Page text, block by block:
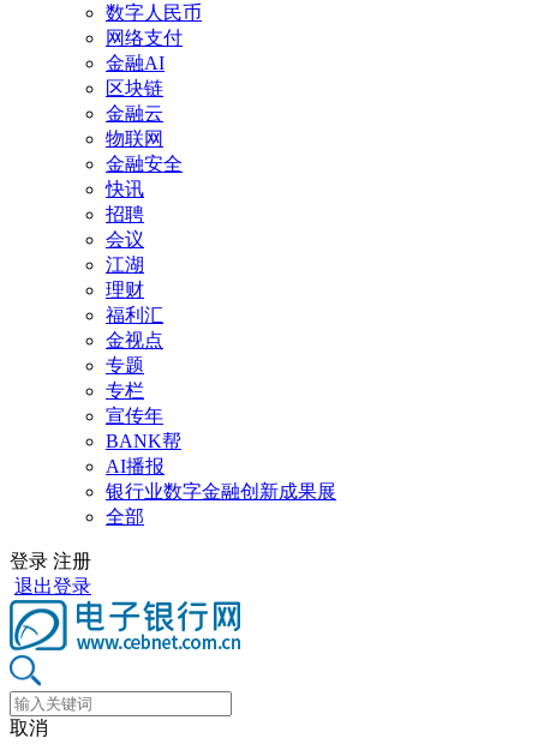
数字人民币
网络支付
金融AI
区块链
金融云
物联网
金融安全
快讯
招聘
会议
江湖
理财
福利汇
金视点
专题
专栏
宣传年
BANK帮
AI播报
银行业数字金融创新成果展
全部
登录 注册
退出登录
取消